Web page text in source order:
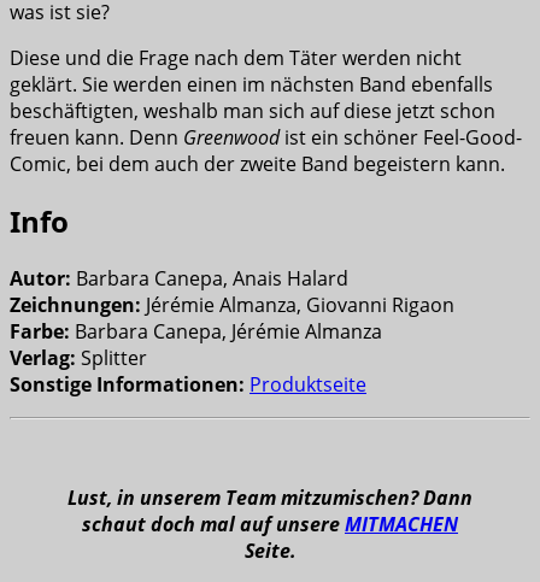
was ist sie?
Diese und die Frage nach dem Täter werden nicht
geklärt. Sie werden einen im nächsten Band ebenfalls
beschäftigten, weshalb man sich auf diese jetzt schon
freuen kann. Denn Greenwoodist ein schöner Feel-Good-
Comic, bei dem auch der zweite Band begeistern kann.
Info
Autor: Barbara Canepa, Anais Halard
Zeichnungen: Jérémie Almanza, Giovanni Rigaon
Farbe: Barbara Canepa, Jérémie Almanza
Verlag: Splitter
Sonstige Informationen: Produktseite
Lust, in unserem Team mitzumischen? Dann
schaut doch mal auf unsereMITMACHEN
Seite.